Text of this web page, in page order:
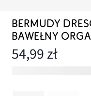
BERMUDY
BAWEŁNY
54,99 zł